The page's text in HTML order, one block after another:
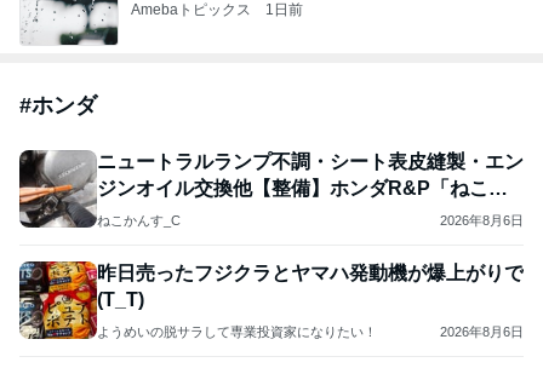
Amebaトピックス 1日前
#ホンダ
ニュートラルランプ不調・シート表皮縫製・エン
ジンオイル交換他【整備】ホンダR&P「ねこぴ
いなつ」
ねこかんす_C 2026年8月6日
昨日売ったフジクラとヤマハ発動機が爆上がりで
(T_T)
ようめいの脱サラして専業投資家になりたい！ 2026年8月6日